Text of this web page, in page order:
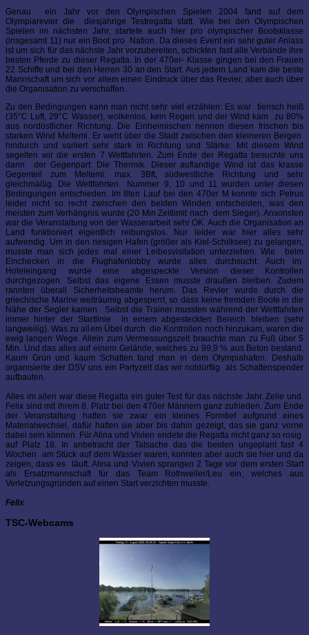
Genau ein Jahr vor den Olympischen Spielen 2004 fand auf dem
Olympiarevier die diesjährige Testregatta statt. Wie bei den Olympischen
Spielen im nächsten Jahr, startete auch hier pro olympischer Bootsklasse
(insgesamt 11) nur ein Boot pro Nation. Da dieses Event ein sehr guter Anlass
ist um sich für das nächste Jahr vorzubereiten, schickten fast alle Verbände ihre
besten Pferde zu dieser Regatta. In der 470er- Klasse gingen bei den Frauen
22 Schiffe und bei den Herren 30 an den Start. Aus jedem Land kam die beste
Mannschaft um sich vor allem einen Eindruck über das Revier, aber auch über
die Organisation zu verschaffen.
Zu den Bedingungen kann man nicht sehr viel erzählen: Es war tierisch heiß
(35°C Luft, 29°C Wasser), wolkenlos, kein Regen und der Wind kam zu 80%
aus nordöstlicher Richtung. Die Einheimischen nennen diesen frischen bis
starken Wind Meltemi. Er weht über die Stadt zwischen den kleineren Bergen
hindurch und variiert sehr stark in Richtung und Stärke. Mit diesem Wind
segelten wir die ersten 7 Wettfahrten. Zum Ende der Regatta besuchte uns
dann der Gegenpart: Die Thermik. Dieser auflandige Wind ist das krasse
Gegenteil zum Meltemi: max. 3Bft, südwestliche Richtung und sehr
gleichmäßig. Die Wettfahrten Nummer 9, 10 und 11 wurden unter diesen
Bedingungen entschieden. Im 8ten Lauf bei den 470er M konnte sich Petrus
leider nicht so recht zwischen den beiden Winden entscheiden, was den
meisten zum Verhängnis wurde (20 Min Zeitlimit nach dem Sieger). Ansonsten
war die Veranstaltung von der Wasserarbeit sehr OK. Auch die Organisation an
Land funktioniert eigentlich reibungslos. Nur leider war hier alles sehr
aufwendig. Um in den riesigen Hafen (größer als Kiel-Schilksee) zu gelangen,
musste man sich jedes mal einer Leibesvisitation unterziehen. Wie beim
Einchecken in die Flughafenlobby wurde alles durchsucht. Auch im
Hoteleingang wurde eine abgespeckte Version dieser Kontrollen
durchgezogen. Selbst das eigene Essen musste draußen bleiben. Zudem
rannten überall Sicherheitsbeamte herum. Das Revier wurde durch die
griechische Marine weiträumig abgesperrt, so dass keine fremden Boote in die
Nähe der Segler kamen. Selbst die Trainer mussten während der Wettfahrten
immer hinter der Startlinie in einem abgesteckten Bereich bleiben (sehr
langweilig). Was zu allem Übel durch die Kontrollen noch hinzukam, waren die
ewig langen Wege. Allein zum Vermessungszelt brauchte man zu Fuß über 5
Min. Und das alles auf einem Gelände, welches zu 99,9 % aus Beton bestand.
Kaum Grün und kaum Schatten fand man in dem Olympiahafen. Deshalb
organisierte der DSV uns ein Partyzelt das wir notdürftig als Schattenspender
aufbauten.
Alles im allen war diese Regatta ein guter Test für das nächste Jahr. Zelle und
Felix sind mit ihrem 8. Platz bei den 470er Männern ganz zufrieden. Zum Ende
der Veranstaltung hatten sie zwar ein kleines Formtief aufgrund eines
Materialwechsel, dafür hatten sie aber bis dahin gezeigt, das sie ganz vorne
dabei sein können. Für Alina und Vivien endete die Regatta nicht ganz so rosig
auf Platz 18. In anbetracht der Tatsache das die beiden ungeplant fast 4
Wochen am Stück auf dem Wasser waren, konnten aber auch sie hier und da
zeigen, dass es läuft. Alina und Vivien sprangen 2 Tage vor dem ersten Start
als Ersatzmannschaft für das Team Rothweiler/Leu ein, welches aus
Verletzungsgründen auf einen Start verzichten musste.
Felix
TSC-Webcams